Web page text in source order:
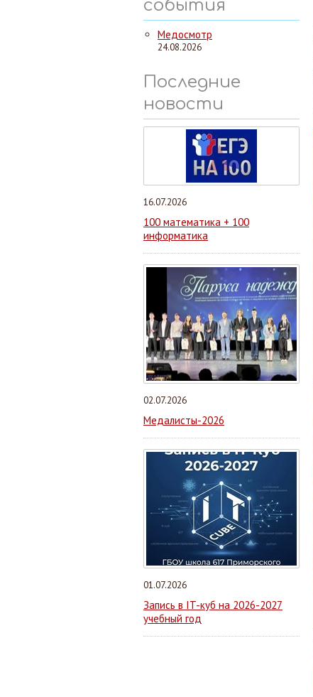
события
Медосмотр
24.08.2026
Последние
новости
16.07.2026
100 математика + 100
информатика
02.07.2026
Медалисты-2026
01.07.2026
Запись в IT-куб на 2026-2027
учебный год